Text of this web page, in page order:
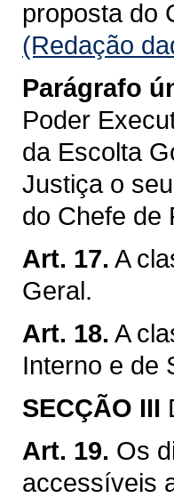
proposta do
(Redação
Parágrafo
Poder
da Escolta
Justiça o
do Chefe de
Art. 17. A
Geral.
Art. 18. A
Interno e de
SECÇÃO III
Art. 19. Os
accessíveis